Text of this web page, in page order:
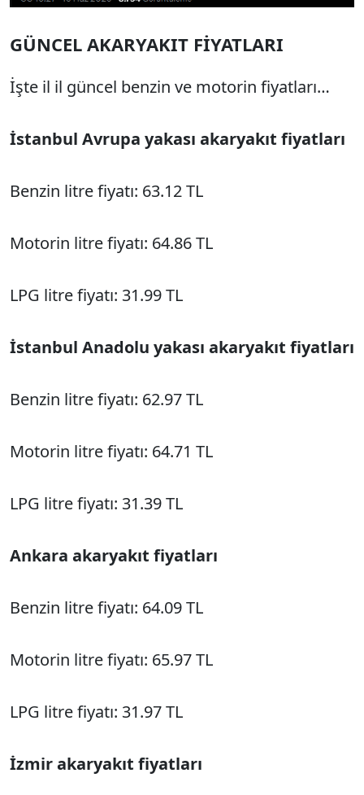
GÜNCEL AKARYAKIT FİYATLARI
İşte il il güncel benzin ve motorin fiyatları…
İstanbul Avrupa yakası akaryakıt fiyatları
Benzin litre fiyatı: 63.12 TL
Motorin litre fiyatı: 64.86 TL
LPG litre fiyatı: 31.99 TL
İstanbul Anadolu yakası akaryakıt fiyatları
Benzin litre fiyatı: 62.97 TL
Motorin litre fiyatı: 64.71 TL
LPG litre fiyatı: 31.39 TL
Ankara akaryakıt fiyatları
Benzin litre fiyatı: 64.09 TL
Motorin litre fiyatı: 65.97 TL
LPG litre fiyatı: 31.97 TL
İzmir akaryakıt fiyatları